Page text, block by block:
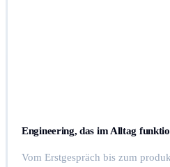
Engineering, das im Alltag
Vom Erstgespräch bis zum